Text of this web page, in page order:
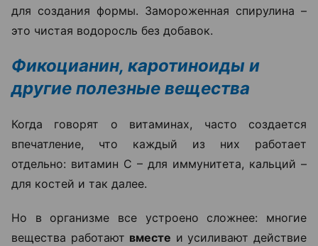
для создания формы. Замороженная спирулина –
это чистая водоросль без добавок.
Фикоцианин, каротиноиды и
другие полезные вещества
Когда говорят о витаминах, часто создается
впечатление, что каждый из них работает
отдельно: витамин C – для иммунитета, кальций –
для костей и так далее.
Но в организме все устроено сложнее: многие
вещества работают вместе и усиливают действие